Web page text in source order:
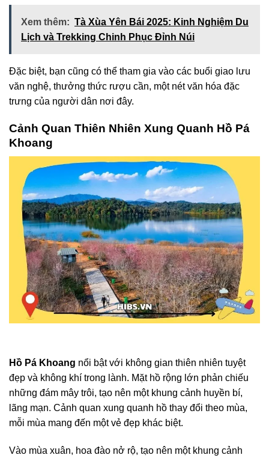
Xem thêm: Tà Xùa Yên Bái 2025: Kinh Nghiệm Du
Lịch và Trekking Chinh Phục Đỉnh Núi
Đặc biệt, bạn cũng có thể tham gia vào các buổi giao lưu
văn nghệ, thưởng thức rượu cần, một nét văn hóa đặc
trưng của người dân nơi đây.
Cảnh Quan Thiên Nhiên Xung Quanh Hồ Pá
Khoang
Hồ Pá Khoang nổi bật với không gian thiên nhiên tuyệt
đẹp và không khí trong lành. Mặt hồ rộng lớn phản chiếu
những đám mây trôi, tạo nên một khung cảnh huyền bí,
lãng mạn. Cảnh quan xung quanh hồ thay đổi theo mùa,
mỗi mùa mang đến một vẻ đẹp khác biệt.
Vào mùa xuân, hoa đào nở rộ, tạo nên một khung cảnh